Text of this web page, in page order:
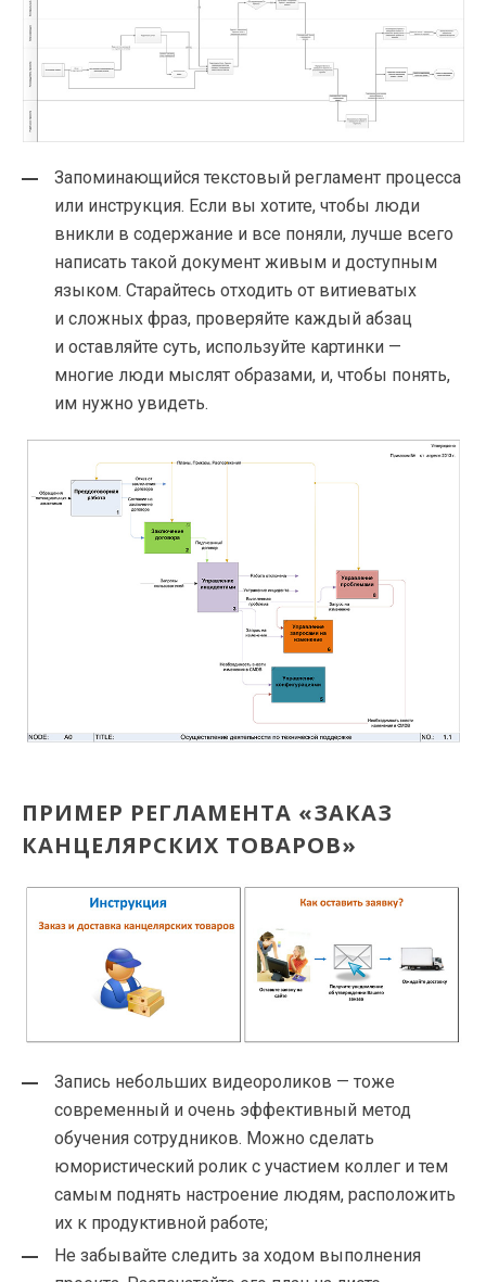
Запоминающийся текстовый регламент процесса
или инструкция. Если вы хотите, чтобы люди
вникли в содержание и все поняли, лучше всего
написать такой документ живым и доступным
языком. Старайтесь отходить от витиеватых
и сложных фраз, проверяйте каждый абзац
и оставляйте суть, используйте картинки —
многие люди мыслят образами, и, чтобы понять,
им нужно увидеть.
ПРИМЕР РЕГЛАМЕНТА «ЗАКАЗ
КАНЦЕЛЯРСКИХ ТОВАРОВ»
Запись небольших видеороликов — тоже
современный и очень эффективный метод
обучения сотрудников. Можно сделать
юмористический ролик с участием коллег и тем
самым поднять настроение людям, расположить
их к продуктивной работе;
Не забывайте следить за ходом выполнения